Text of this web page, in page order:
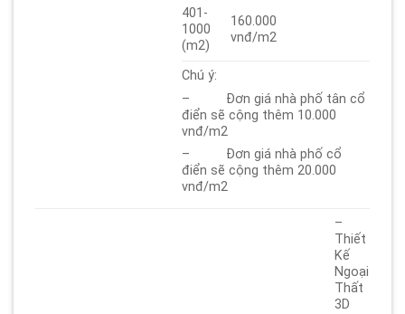
401-
1000
(m2)
160.000
vnđ/m2
Chú ý:
– Đơn giá nhà phố tân cổ
điển sẽ cộng thêm 10.000
vnđ/m2
– Đơn giá nhà phố cổ
điển sẽ cộng thêm 20.000
vnđ/m2
–
Thiết
Kế
Ngoại
Thất
3D